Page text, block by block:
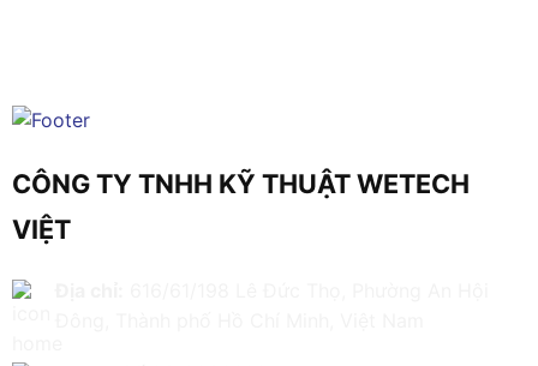
CÔNG TY TNHH KỸ THUẬT WETECH
VIỆT